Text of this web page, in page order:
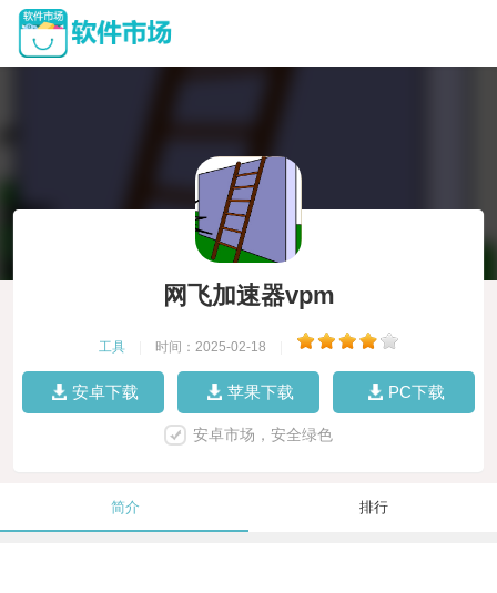
网飞加速器vpm
工具 时间：2025-02-18
安卓下载 苹果下载 PC下载
安卓市场，安全绿色
简介 排行